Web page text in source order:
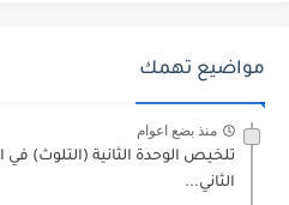
مواضيع تهمك
منذ بضع اعوام
تلخيص الوحدة الثانية (التلوث)
الثاني...